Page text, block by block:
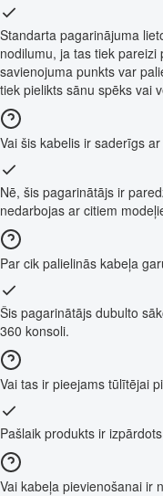
Standarta pagarinājuma
nodilumu, ja tas tiek
savienojuma punkts var
tiek pielikts sānu spēks vai
Vai šis kabelis ir saderīgs
Nē, šis pagarinātājs ir
nedarbojas ar citiem
Par cik palielinās kabeļa
Šis pagarinātājs dubulto
360 konsoli.
Vai tas ir pieejams tūlītējai
Pašlaik produkts ir
Vai kabeļa pievienošanai ir